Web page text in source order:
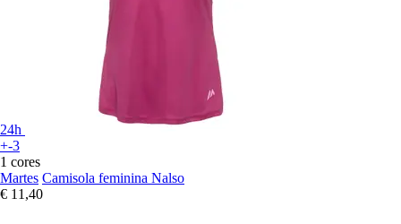
24h
+-3
1 cores
Martes Camisola feminina Nalso
€ 11,40